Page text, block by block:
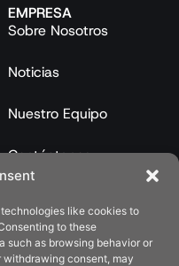
like cookies to
to these
such as browsing behavior or
withdrawing consent, may
EMPRESA
Sobre Nosotros
Noticias
Nuestro Equipo
Contáctanos